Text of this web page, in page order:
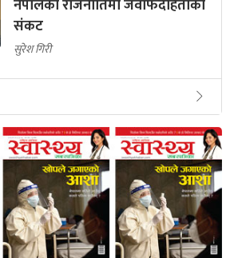
नेपालको राजनीतिमा जवाफदेहिताको
संकट
सुरेश गिरी